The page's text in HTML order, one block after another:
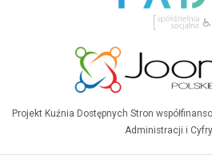
Projekt Kuźnia Dostępnych Stron
Administracji i